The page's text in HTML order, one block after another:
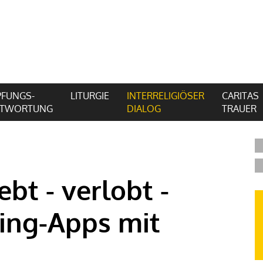
LITURGIE
INTERRELIGIÖSER
DIALOG
CARITAS
TRAUER
- verlobt -
Apps mit